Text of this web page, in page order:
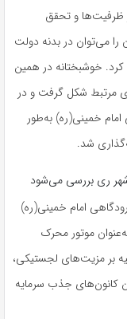
ظرفیت‌ها و تحقق
را می‌توان در بدنه دولت
خوشبختانه در همین
مرتبط شکل گرفت و در
خمینی(ره) به‌طور
شد.
ری بررسی می‌شود
امام خمینی(ره)
موتور محرک
بر مزیت‌های لجستیکی،
کانون‌های جذب سرمایه